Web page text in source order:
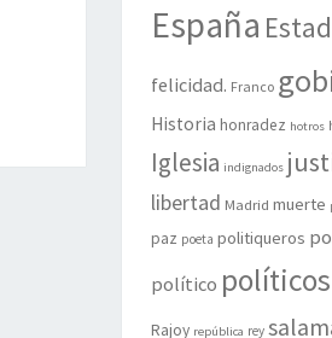
España
felicidad. Franco
Historia honradez hotros
Iglesia indignados
libertad Madrid muerte
paz poeta politiqueros
político políticos
Rajoy república rey